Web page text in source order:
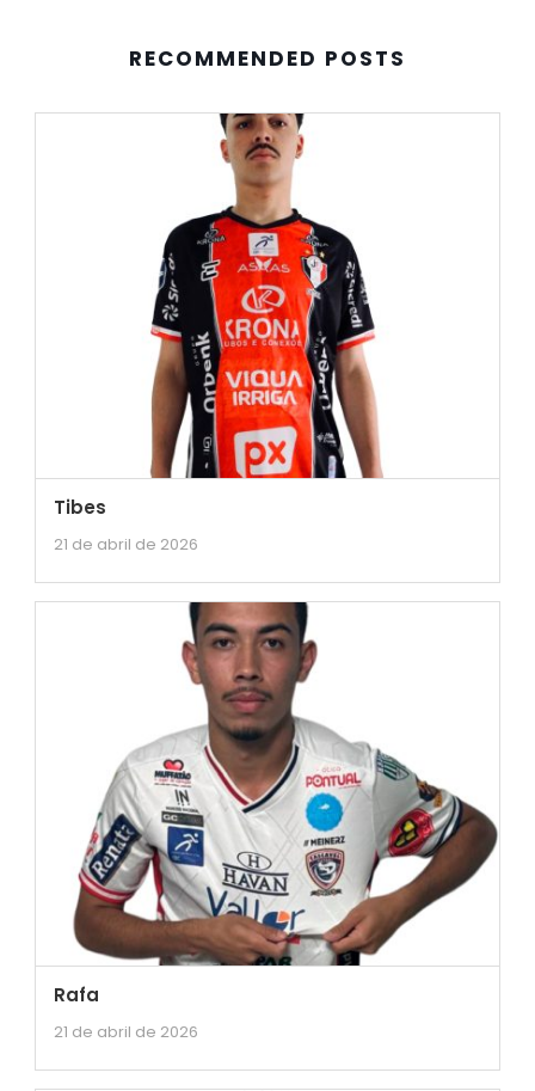
RECOMMENDED POSTS
Tibes
21 de abril de 2026
Rafa
21 de abril de 2026